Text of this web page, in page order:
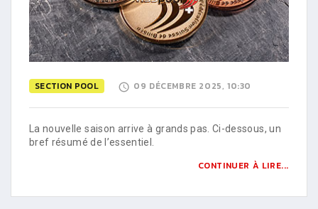
SECTION POOL 09 DÉCEMBRE 2025, 10:30
La nouvelle saison arrive à grands pas. Ci-dessous, un
bref résumé de l’essentiel.
CONTINUER À LIRE...